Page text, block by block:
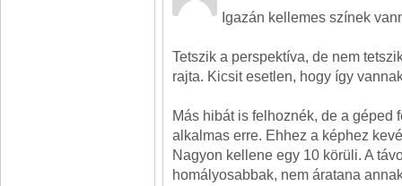
Igazán kellemes színek
Tetszik a perspektíva, de nem
rajta. Kicsit esetlen, hogy így
Más hibát is felhoznék, de a géped
alkalmas erre. Ehhez a képhez
Nagyon kellene egy 10 körüli. A
homályosabbak, nem áratana